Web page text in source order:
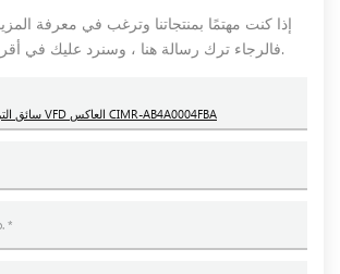
إذا كنت مهتمًا بمنتجاتنا وترغب في معرفة
فالرجاء ترك رسالة هنا ، وسنرد عليك في أقرب وقت ممكن.
Yaskawa سائق التردد المتغير VFD العاكس CIMR-AB4A0004FBA